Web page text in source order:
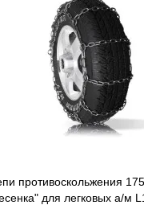
противоскольжения
для легковых а/м